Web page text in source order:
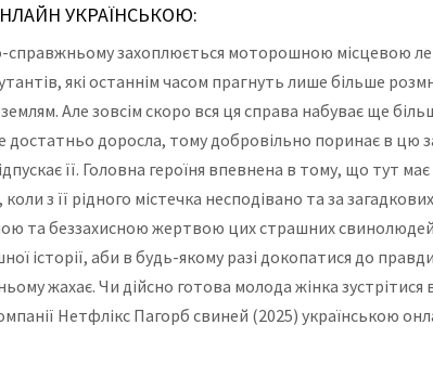
УКРАЇНСЬКОЮ:
справжньому захоплюється моторошною місцевою
які останнім часом прагнуть лише більше
Але зовсім скоро вся ця справа набуває ще
достатньо доросла, тому добровільно поринає в цю
її. Головна героїня впевнена в тому, що тут
з її рідного містечка несподівано та за
та беззахисною жертвою цих страшних
історії, аби в будь-якому разі докопатися до
жахає. Чи дійсно готова молода жінка
Нетфлікс Пагорб свиней (2025) українською